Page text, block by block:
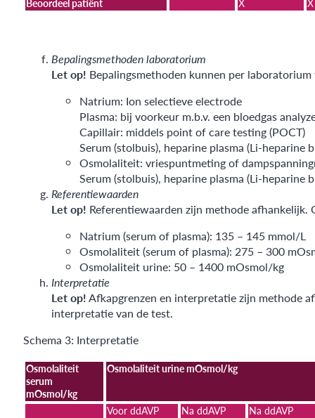
Beoordeel patiënt X X
Bepalingsmethoden laboratorium
Let op! Bepalingsmethoden kunnen per
Natrium: Ion selectieve electrode
Plasma: bij voorkeur m.b.v. een bloedgas
Capillair: middels point of care testing (POCT)
Serum (stolbuis), heparine plasma (Li-heparine
Osmolaliteit: vriespuntmeting of
Serum (stolbuis), heparine plasma (Li-heparine
Referentiewaarden
Let op! Referentiewaarden zijn methode
Natrium (serum of plasma): 135 – 145 mmol/L
Osmolaliteit (serum of plasma): 275 – 300
Osmolaliteit urine: 50 – 1400 mOsmol/kg
Interpretatie
Let op!Afkapgrenzen en interpretatie zijn methode
interpretatie van de test.
Schema 3: Interpretatie
Osmolaliteit
serum
mOsmol/kg
Osmolaliteit urine mOsmol/kg
Voor ddAVP Na ddAVP
Na ddAVP